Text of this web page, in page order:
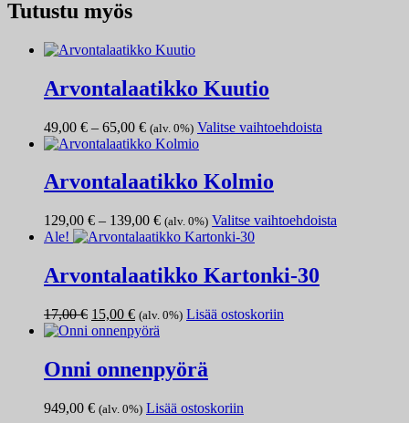
Tutustu myös
Arvontalaatikko Kuutio
49,00 € – 65,00 €Hintaluokka:
49,00 €
65,00 €
(alv. 0%) Valitse vaihtoehdoista
tehdä
Arvontalaatikko Kolmio
129,00 € – 139,00 €Hintaluokka:
129,00 €
139,00 €
(alv. 0%) Valitse vaihtoehdoista
Ale!
Arvontalaatikko Kartonki-30
17,00€ Alkuperäinen
hinta
15,00 €Nykyinen
hinta
15,00 €.
(alv. 0%) Lisää ostoskoriin
Onni onnenpyörä
949,00 € (alv. 0%) Lisää ostoskoriin